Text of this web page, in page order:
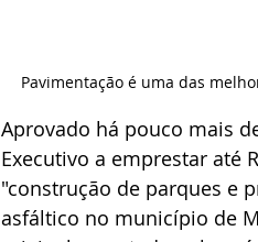
Pavimentação é uma das
Aprovado há pouco mais
Executivo a emprestar até
"construção de parques e
asfáltico no município de